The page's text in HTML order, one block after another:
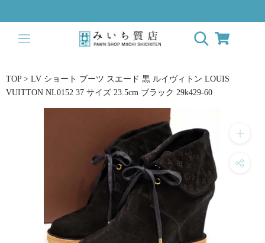
キ
て
コ
TOP > LV ショート ブーツ スエード 黒 ルイヴィトン LOUIS
VUITTON NL0152 37 サイズ 23.5cm ブラック 29k429-60